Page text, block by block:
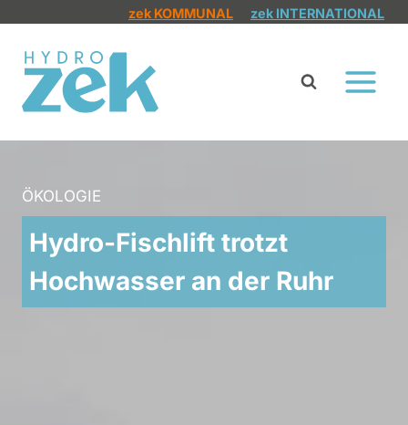
springen
zek KOMMUNAL zek INTERNATIONAL
ÖKOLOGIE
Hydro-Fischlift trotzt
Hochwasser an der Ruhr